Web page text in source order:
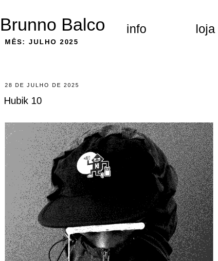
Brunno Balco info loja
MÊS: JULHO 2025
28 DE JULHO DE 2025
Hubik 10